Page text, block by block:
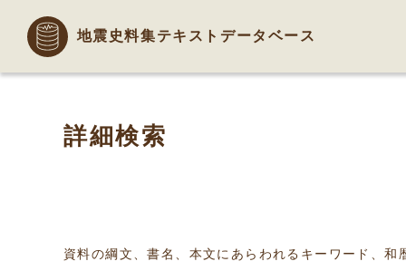
地震史料集テキストデータベース
詳細検索
資料の綱文、書名、本文にあらわれるキーワード、